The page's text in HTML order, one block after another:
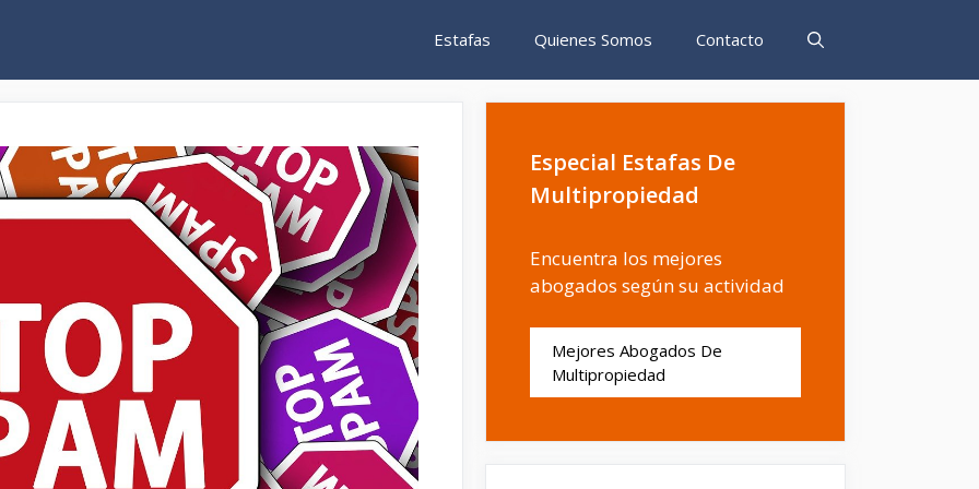
Estafas Quienes Somos Contacto
Especial Estafas De
Multipropiedad
Encuentra los mejores
abogados según su actividad
Mejores Abogados De
Multipropiedad